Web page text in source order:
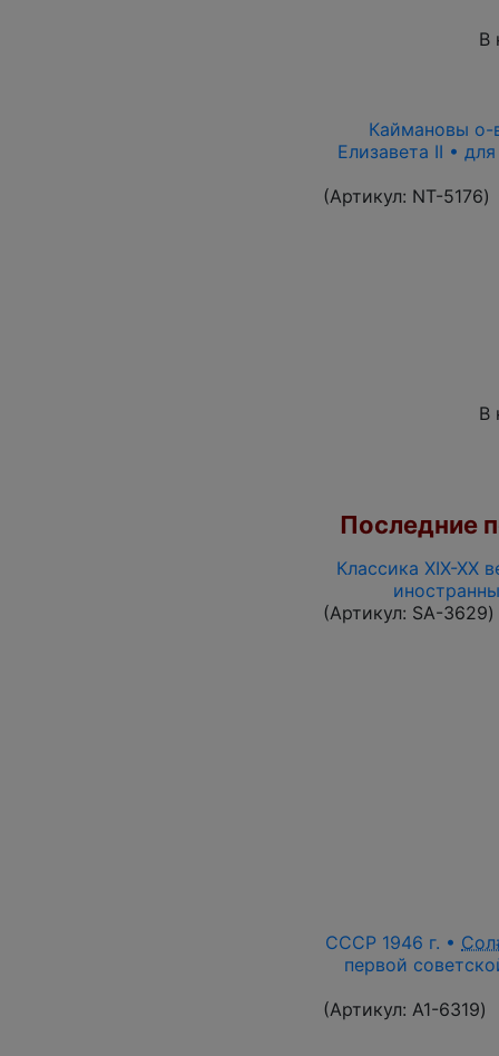
В
Каймановы о-
Елизавета II •
(Артикул: NT-5176)
В
Последние
Классика XIX-XX
(Артикул: SA-3629)
СССР 1946 г. •
первой
(Артикул: A1-6319)